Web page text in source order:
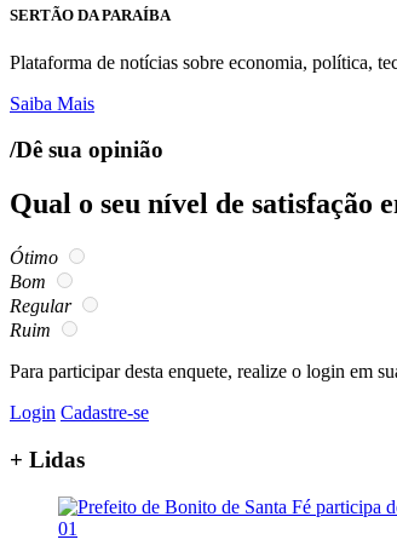
SERTÃO DA PARAÍBA
Plataforma de notícias sobre economia, política,
Saiba Mais
/Dê sua opinião
Qual o seu nível de satisfação
Ótimo
Bom
Regular
Ruim
Para participar desta enquete, realize o login em
Login Cadastre-se
+ Lidas
01